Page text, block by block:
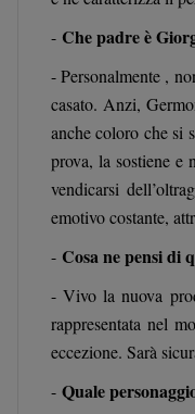
- Che padre è
- Personalmente ,
casato. Anzi,
anche coloro che si
prova, la sostiene e
vendicarsi
emotivo costante,
- Cosa ne pensi di
- Vivo la nuova
rappresentata nel
eccezione. Sarà
- Quale